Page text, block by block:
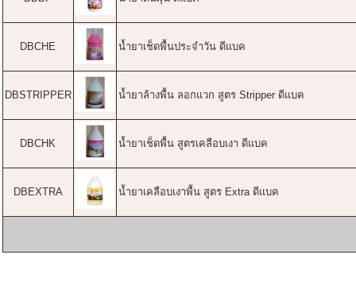
DBCHE น้ำยาเช็ดพื้นประจำวัน ดีแบค
DBSTRIPPER น้ำยาล้างพื้น ลอกแวก สูตร Stripper ดีแบค
DBCHK น้ำยาเช็ดพื้น สูตรเคลือบเงา ดีแบค
DBEXTRA น้ำยาเคลือบเงาพื้น สูตร Extra ดีแบค